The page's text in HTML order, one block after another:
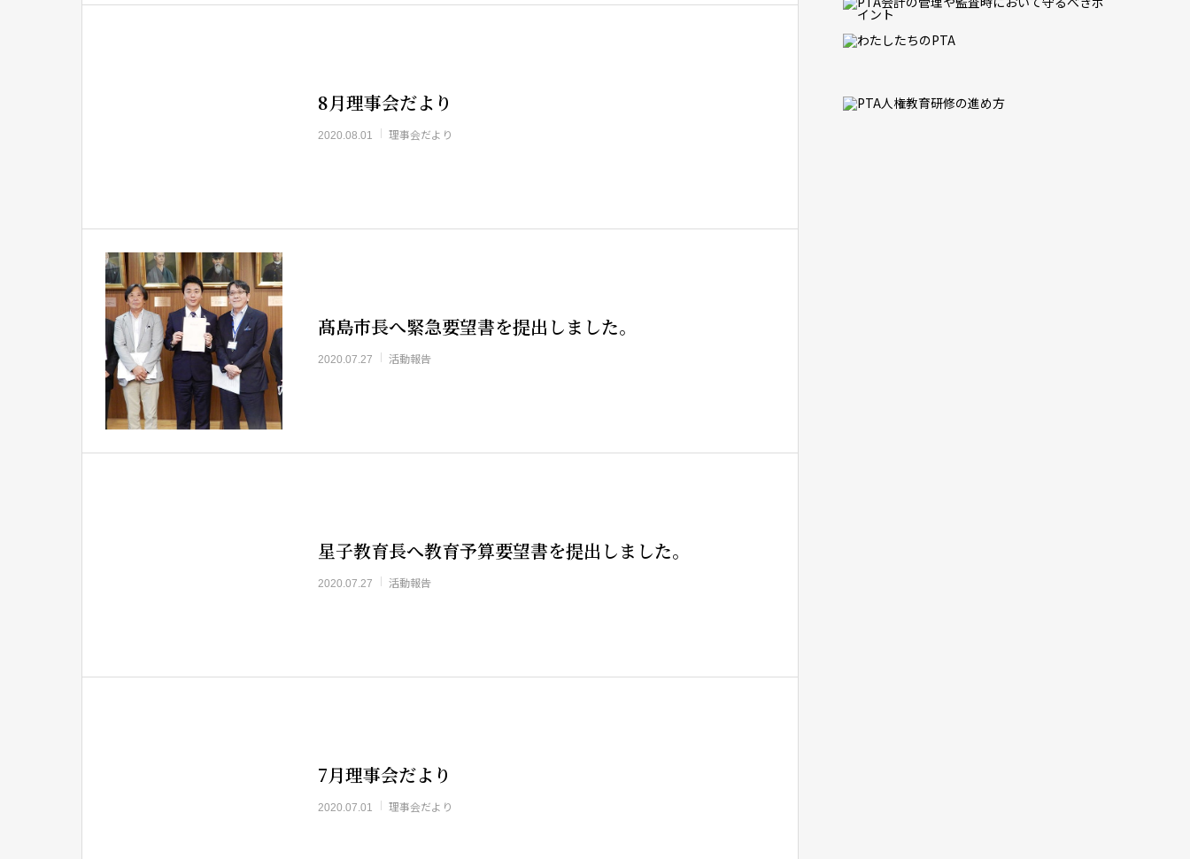
8月理事会だより
2020.08.01 理事会だより
髙島市長へ緊急要望書を提出しました。
2020.07.27 活動報告
星子教育長へ教育予算要望書を提出しました。
2020.07.27 活動報告
7月理事会だより
2020.07.01 理事会だより